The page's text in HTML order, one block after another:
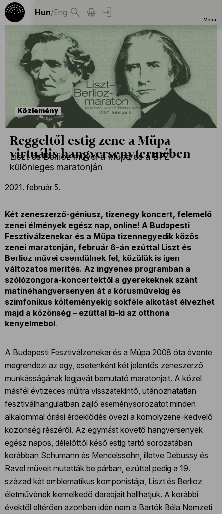
Hun/Eng
Közlemény
Reggeltől estig zene a Müpa
virtuális hangversenytermében
Liszt és Berlioz művei a Müpa és a BFZ
különleges maratonján
2021. február 5.
Két zeneszerző-géniusz, tizenegy koncert, felemelő
zenei élmények egész nap, online! A Budapesti
Fesztiválzenekar és a Müpa tizennegyedik közös
zenei maratonján, február 6-án ezúttal Liszt és
Berlioz művei csendülnek fel, közülük is igen
változatos merítés. Az ingyenes programban a
szólózongora-koncertektől a gyerekeknek szánt
matinéhangversenyen át a kórusművekig és
szimfonikus költeményekig sokféle alkotást élvezhet
majd a közönség – ezúttal ki-ki az otthona
kényelméből.
A Budapesti Fesztiválzenekar és a Müpa 2008 óta évente
megrendezi az egy, esetenként két jelentős zeneszerző
munkásságának legjavát bemutató maratonjait. A közel
másfél évtizedes múltra visszatekintő, utánozhatatlan
fesztiválhangulatban zajló eseménysorozatot minden
alkalommal óriási érdeklődés övezi a komolyzene-kedvelő
közönség részéről. Az egymást követő hangversenyek
egész napos, délelőttől késő estig tartó sorozatában
korábban Schumann és Mendelssohn, illetve Debussy és
Ravel műveit mutatták be párban, ezúttal pedig a 19.
század két emblematikus komponistája, Liszt és Berlioz
életművének kiemelkedő darabjait hallhatjuk. A korábbi
évektől eltérően azonban idén nem a Bartók Béla Nemzeti